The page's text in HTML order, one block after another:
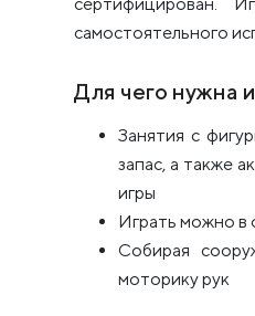
самостоятельного
Для чего нужна
Занятия с
запас, а также
игры
Играть можно в
Собирая
моторику рук